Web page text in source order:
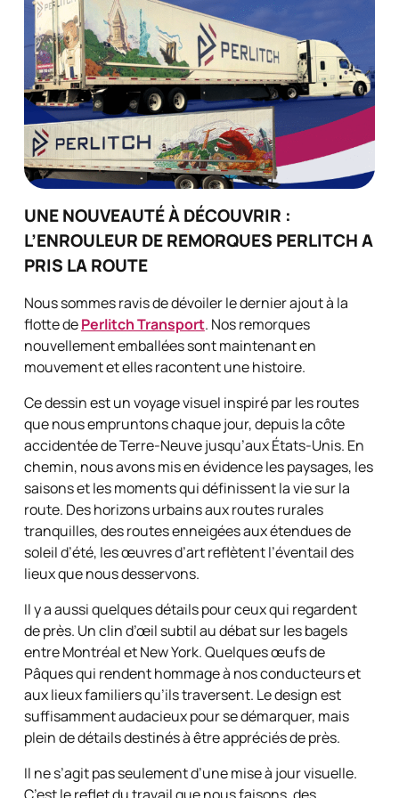
UNE NOUVEAUTÉ À DÉCOUVRIR :
L’ENROULEUR DE REMORQUES PERLITCH A
PRIS LA ROUTE
Nous sommes ravis de dévoiler le dernier ajout à la
flotte dePerlitch Transport. Nos remorques
nouvellement emballées sont maintenant en
mouvement et elles racontent une histoire.
Ce dessin est un voyage visuel inspiré par les routes
que nous empruntons chaque jour, depuis la côte
accidentée de Terre-Neuve jusqu’aux États-Unis. En
chemin, nous avons mis en évidence les paysages, les
saisons et les moments qui définissent la vie sur la
route. Des horizons urbains aux routes rurales
tranquilles, des routes enneigées aux étendues de
soleil d’été, les œuvres d’art reflètent l’éventail des
lieux que nous desservons.
Il y a aussi quelques détails pour ceux qui regardent
de près. Un clin d’œil subtil au débat sur les bagels
entre Montréal et New York. Quelques œufs de
Pâques qui rendent hommage à nos conducteurs et
aux lieux familiers qu’ils traversent. Le design est
suffisamment audacieux pour se démarquer, mais
plein de détails destinés à être appréciés de près.
Il ne s’agit pas seulement d’une mise à jour visuelle.